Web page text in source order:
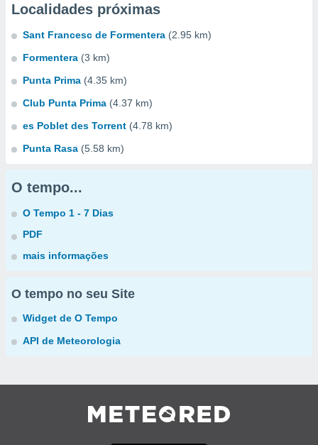
Localidades próximas
Sant Francesc de Formentera (2.95 km)
Formentera (3 km)
Punta Prima (4.35 km)
Club Punta Prima (4.37 km)
es Poblet des Torrent (4.78 km)
Punta Rasa (5.58 km)
O tempo...
O Tempo 1 - 7 Dias
PDF
mais informações
O tempo no seu Site
Widget de O Tempo
API de Meteorologia